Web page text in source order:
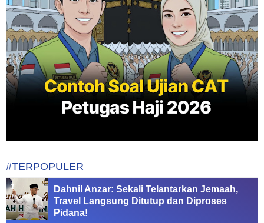
#TERPOPULER
Dahnil Anzar: Sekali Telantarkan Jemaah,
Travel Langsung Ditutup dan Diproses
Pidana!